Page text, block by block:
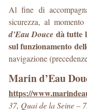
Al fine di
sicurezza, al momento
d’Eau Douce dà tutte
sul funzionamento
navigazione
Marin d’Eau
https://
37, Quai de la Seine –